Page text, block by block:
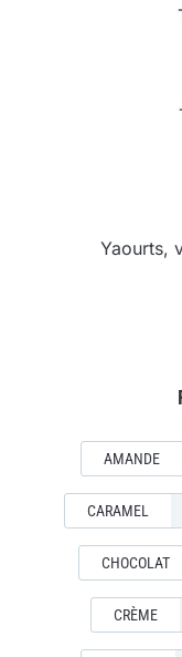
Yaourts,
AMANDE
CARAMEL
CHOCOLAT
CRÈME